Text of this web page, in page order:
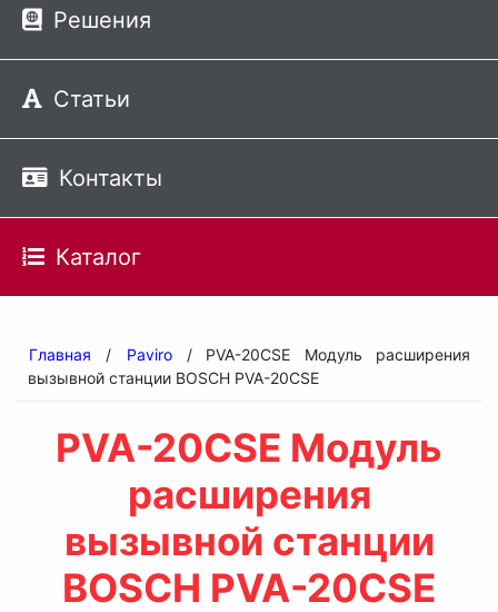
Решения
Статьи
Контакты
Каталог
Главная / Paviro / PVA-20CSE Модуль расширения
вызывной станции BOSCH PVA-20CSE
PVA-20CSE Модуль
расширения
вызывной станции
BOSCH PVA-20CSE